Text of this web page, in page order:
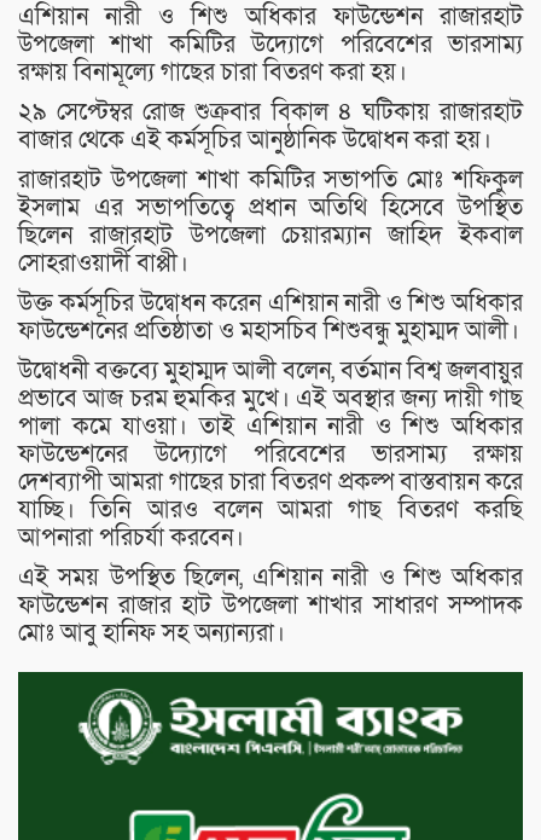
এশিয়ান নারী ও শিশু অধিকার ফাউন্ডেশন রাজারহাট
উপজেলা শাখা কমিটির উদ্যোগে পরিবেশের ভারসাম্য
রক্ষায় বিনামূল্যে গাছের চারা বিতরণ করা হয়।
২৯ সেপ্টেম্বর রোজ শুক্রবার বিকাল ৪ ঘটিকায় রাজারহাট
বাজার থেকে এই কর্মসূচির আনুষ্ঠানিক উদ্বোধন করা হয়।
রাজারহাট উপজেলা শাখা কমিটির সভাপতি মোঃ শফিকুল
ইসলাম এর সভাপতিত্বে প্রধান অতিথি হিসেবে উপস্থিত
ছিলেন রাজারহাট উপজেলা চেয়ারম্যান জাহিদ ইকবাল
সোহরাওয়ার্দী বাপ্পী।
উক্ত কর্মসূচির উদ্বোধন করেন এশিয়ান নারী ও শিশু অধিকার
ফাউন্ডেশনের প্রতিষ্ঠাতা ও মহাসচিব শিশুবন্ধু মুহাম্মদ আলী।
উদ্বোধনী বক্তব্যে মুহাম্মদ আলী বলেন, বর্তমান বিশ্ব জলবায়ুর
প্রভাবে আজ চরম হুমকির মুখে। এই অবস্থার জন্য দায়ী গাছ
পালা কমে যাওয়া। তাই এশিয়ান নারী ও শিশু অধিকার
ফাউন্ডেশনের উদ্যোগে পরিবেশের ভারসাম্য রক্ষায়
দেশব‍্যাপী আমরা গাছের চারা বিতরণ প্রকল্প বাস্তবায়ন করে
যাচ্ছি। তিনি আরও বলেন আমরা গাছ বিতরণ করছি
আপনারা পরিচর্যা করবেন।
এই সময় উপস্থিত ছিলেন, এশিয়ান নারী ও শিশু অধিকার
ফাউন্ডেশন রাজার হাট উপজেলা শাখার সাধারণ সম্পাদক
মোঃ আবু হানিফ সহ অন‍্যান‍্যরা।